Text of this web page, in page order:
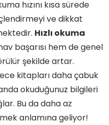
hızını kısa sürede
ve dikkat
Hızlı okuma
başarısı hem de genel
şekilde artar.
kitapları daha çabuk
okuduğunuz bilgileri
Bu da daha az
anlamına geliyor!